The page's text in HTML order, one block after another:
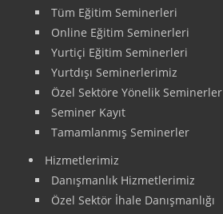
Tüm Eğitim Seminerleri
Online Eğitim Seminerleri
Yurtiçi Eğitim Seminerleri
Yurtdışı Seminerlerimiz
Özel Sektöre Yönelik Seminerler
Seminer Kayıt
Tamamlanmış Seminerler
Hizmetlerimiz
Danışmanlık Hizmetlerimiz
Özel Sektör İhale Danışmanlığı